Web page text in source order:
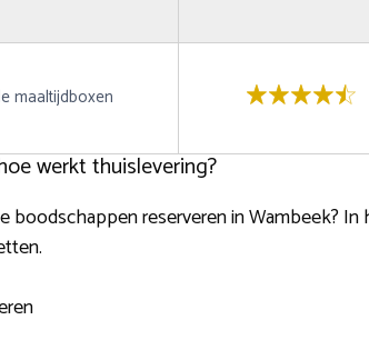
maaltijdboxen
werkt thuislevering?
boodschappen reserveren in Wambeek?